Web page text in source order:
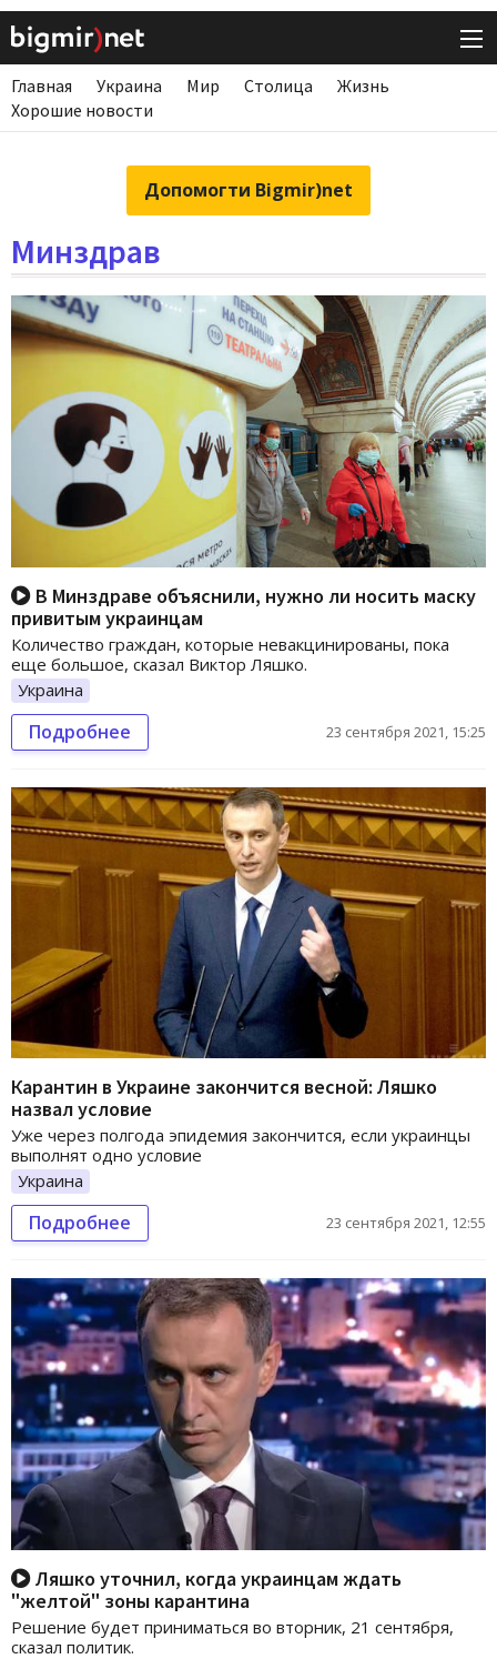
Главная Украина Мир Столица
Жизнь
Хорошие новости
Допомогти Bigmir)net
Минздрав
В Минздраве объяснили, нужно ли носить маску
привитым украинцам
Количество граждан, которые невакцинированы, пока
еще большое, сказал Виктор Ляшко.
Украина
Подробнее 23 сентября 2021, 15:25
Карантин в Украине закончится весной: Ляшко
назвал условие
Уже через полгода эпидемия закончится, если украинцы
выполнят одно условие
Украина
Подробнее 23 сентября 2021, 12:55
Ляшко уточнил, когда украинцам ждать
"желтой" зоны карантина
Решение будет приниматься во вторник, 21 сентября,
сказал политик.